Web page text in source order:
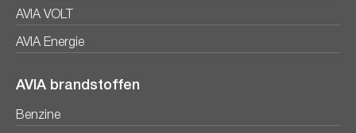
AVIA VOLT
AVIA Energie
AVIA brandstoffen
Benzine